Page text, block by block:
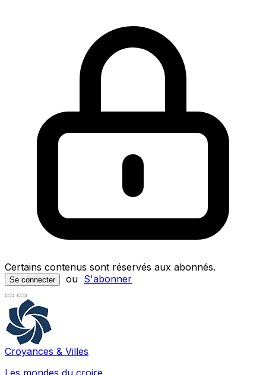
Certains contenus sont réservés aux abonnés.
Se connecter ou S'abonner
Croyances & Villes
Les mondes du croire